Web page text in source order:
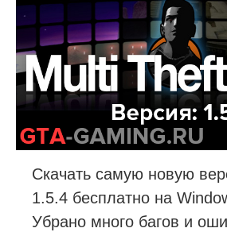
Скачать самую новую
1.5.4 бесплатно на
Убрано много багов и